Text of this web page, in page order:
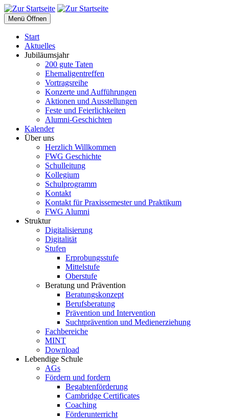
Menü Öffnen
Start
Aktuelles
Jubiläumsjahr
200 gute Taten
Ehemaligentreffen
Vortragsreihe
Konzerte und Aufführungen
Aktionen und Ausstellungen
Feste und Feierlichkeiten
Alumni-Geschichten
Kalender
Über uns
Herzlich Willkommen
FWG Geschichte
Schulleitung
Kollegium
Schulprogramm
Kontakt
Kontakt für Praxissemester und Praktikum
FWG Alumni
Struktur
Digitalisierung
Digitalität
Stufen
Erprobungsstufe
Mittelstufe
Oberstufe
Beratung und Prävention
Beratungskonzept
Berufsberatung
Prävention und Intervention
Suchtprävention und Medienerziehung
Fachbereiche
MINT
Download
Lebendige Schule
AGs
Fördern und fordern
Begabtenförderung
Cambridge Certificates
Coaching
Förderunterricht